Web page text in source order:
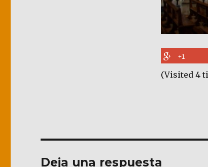
+1
(Visited 4
Deja una respuesta